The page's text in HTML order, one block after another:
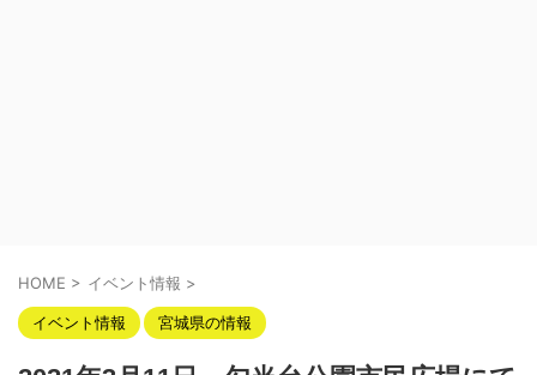
HOME > イベント情報 >
イベント情報 宮城県の情報